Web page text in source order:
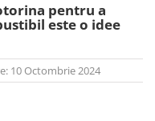
pentru a
este o idee
10 Octombrie 2024